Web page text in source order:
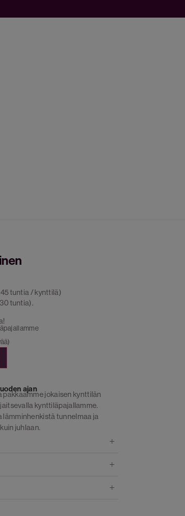
tuntia / kynttilä)
tuntia).
ajan
jokaisen kynttilän
kynttiläpajallamme.
tunnelmaa ja
juhlaan.